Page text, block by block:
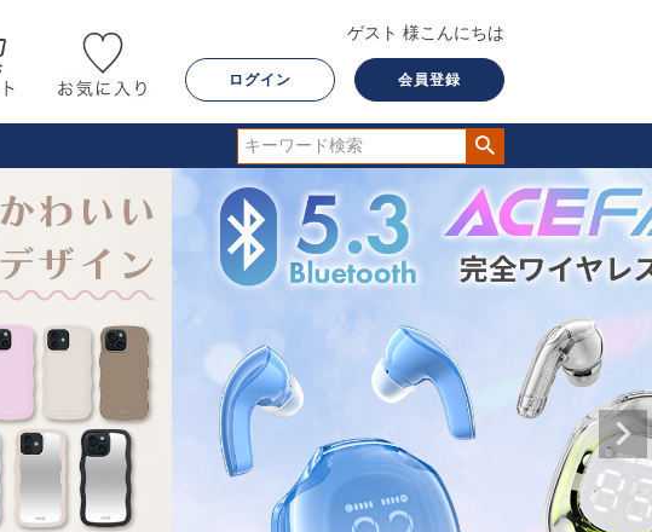
ゲスト 様こんにちは
ログイン 会員登録